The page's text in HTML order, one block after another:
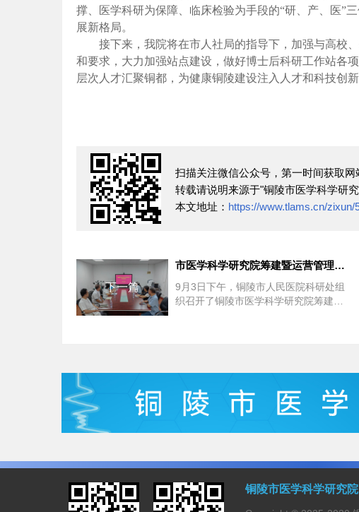
撑、医学科研为保障、临床检验为手段的“研、产、医”
展新格局。
接下来，我院将在市人社局的指导下，加强与高校
和要求，大力加强站点建设，做好博士后科研工作站各
层次人才汇聚铜都，为健康铜陵建设注入人才和科技创新
扫描关注微信公众号，第一时间获取网
转载请说明来源于"铜陵市医学科学研
本文地址： https://www.tlams.cn/zixun/
下一篇
市医学科学研究院筹建暨运营管理系列活动
9月3日下午，铜陵市人民医院科研处组
织召开了铜陵市医学科学研究院筹建暨
铜陵市医学科学研究院